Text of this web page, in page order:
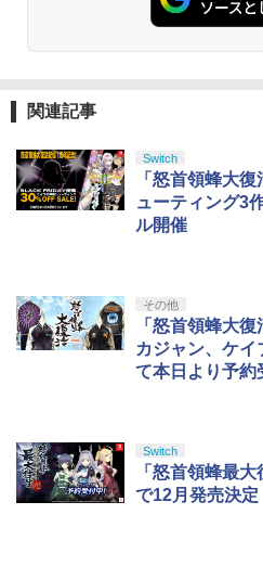
関連記事
Switch
「怒首領蜂大
ューティング3
ル開催
その他
「怒首領蜂大
カジャン、ケ
て本日より予約
Switch
「怒首領蜂最
で12月発売決定